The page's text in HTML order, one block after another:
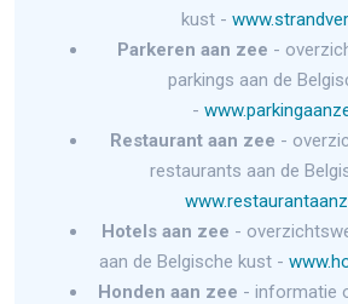
kust -
Parkeren aan zee -
parkings aan de
-
Restaurant aan zee -
restaurants aan de
Hotels aan zee -
aan de Belgische kust -
Honden aan zee - informatie